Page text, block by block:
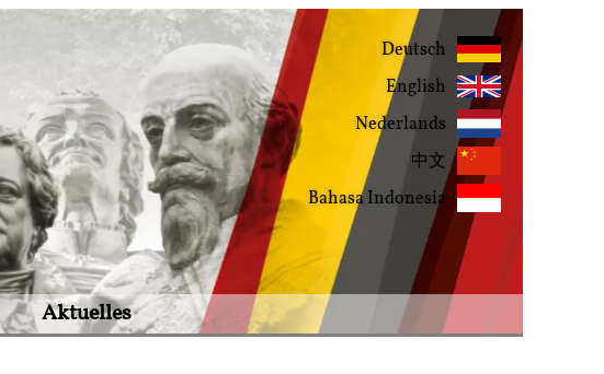
Aktuelles
Deutsch
English
Nederlands
中文
Bahasa Indonesia